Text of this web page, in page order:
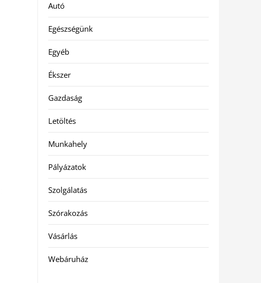
Autó
Egészségünk
Egyéb
Ékszer
Gazdaság
Letöltés
Munkahely
Pályázatok
Szolgálatás
Szórakozás
Vásárlás
Webáruház